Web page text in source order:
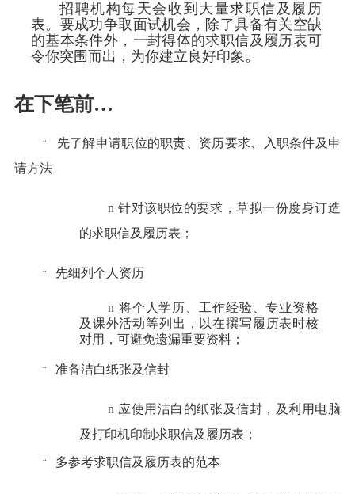
招聘机构每天会收到大量求职信及履历
表。要成功争取面试机会，除了具备有关空缺
的基本条件外，一封得体的求职信及履历表可
令你突围而出，为你建立良好印象。
在下笔前…
¨
先了解申请职位的职责、资历要求、入职条件及申
请方法
n 针对该职位的要求，草拟一份度身订造
的求职信及履历表；
¨ 先细列个人资历
n 将个人学历、工作经验、专业资格
及课外活动等列出，以在撰写履历表时核
对用，可避免遗漏重要资料；
¨ 准备洁白纸张及信封
n 应使用洁白的纸张及信封，及利用电脑
及打印机印制求职信及履历表；
¨ 多参考求职信及履历表的范本